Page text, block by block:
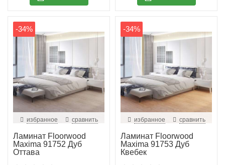
-34%
избранное сравнить
Ламинат Floorwood
Maxima 91752 Дуб
Оттава
-34%
избранное сравнить
Ламинат Floorwood
Maxima 91753 Дуб
Квебек